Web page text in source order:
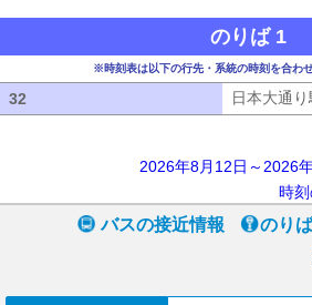
のりば 1
※時刻表は以下の行先・系統の時刻を合わ
32 日本大通
2026年8月12日～2026
時
バスの接近情報 のり